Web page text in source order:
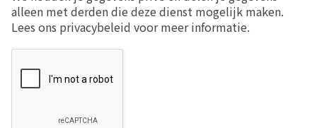
alleen met derden die deze dienst mogelijk maken.
Lees ons privacybeleid voor meer informatie.